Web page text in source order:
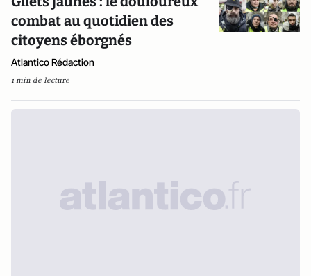
combat au quotidien des
citoyens éborgnés
Atlantico Rédaction
1 min de lecture